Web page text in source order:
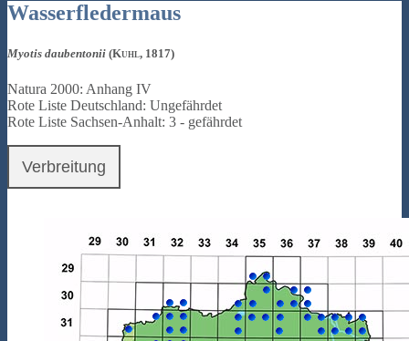
Wasserfledermaus
Myotis daubentonii (Kuhl, 1817)
Natura 2000: Anhang IV
Rote Liste Deutschland: Ungefährdet
Rote Liste Sachsen-Anhalt: 3 - gefährdet
Verbreitung